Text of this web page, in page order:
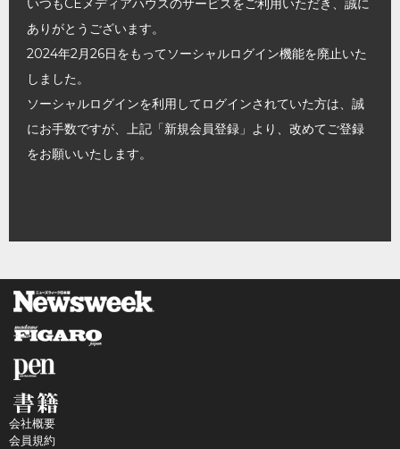
いつもCEメディアハウスのサービスをご利用いただき、誠に
ありがとうございます。
2024年2月26日をもってソーシャルログイン機能を廃止いた
しました。
ソーシャルログインを利用してログインされていた方は、誠
にお手数ですが、上記「新規会員登録」より、改めてご登録
をお願いいたします。
会社概要
会員規約